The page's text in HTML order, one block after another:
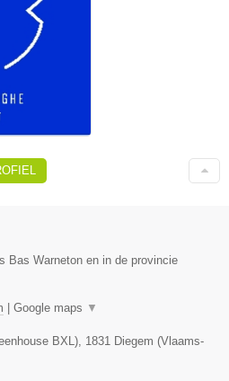
Bas Warneton en in de provincie
| Google maps ▼
BXL) 1831 Diegem (Vlaams-